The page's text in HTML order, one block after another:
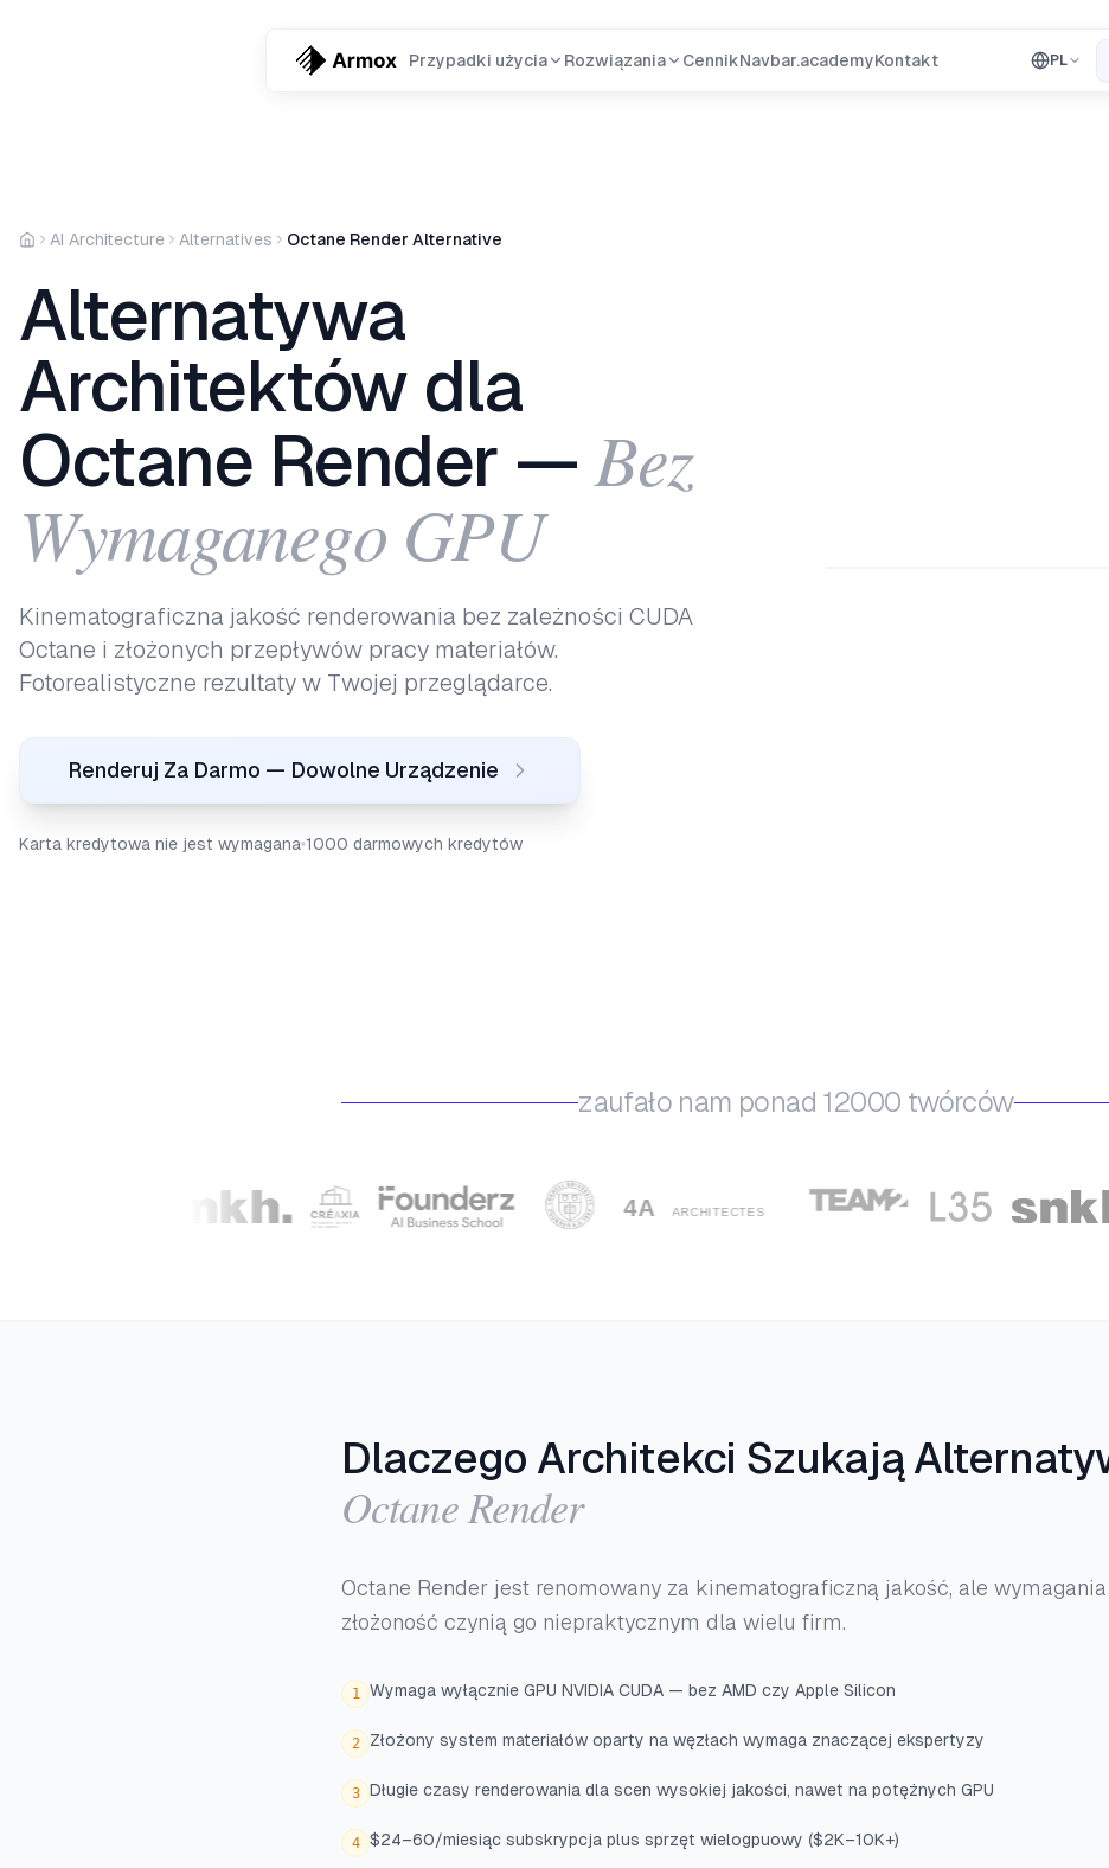
Przypadki użycia Rozwiązania CennikNavbar.academyKontakt PL
AI Architecture Alternatives Octane Render Alternative
Alternatywa
Architektów dla
Octane Render — Bez
Wymaganego GPU
Kinematograficzna jakość renderowania bez zależności CUDA
Octane i złożonych przepływów pracy materiałów.
Fotorealistyczne rezultaty w Twojej przeglądarce.
Renderuj Za Darmo — Dowolne Urządzenie
Karta kredytowa nie jest wymagana 1000 darmowych kredytów
zaufało nam ponad 12000 twórców
Dlaczego Architekci Szukają
Octane Render
Octane Render jest renomowany za kinematograficzną jakość, ale
złożoność czynią go niepraktycznym dla wielu firm.
1 Wymaga wyłącznie GPU NVIDIA CUDA — bez AMD czy Apple Silicon
2 Złożony system materiałów oparty na węzłach wymaga znaczącej ekspertyzy
3 Długie czasy renderowania dla scen wysokiej jakości, nawet na potężnych GPU
4 $24–60/miesiąc subskrypcja plus sprzęt wielogpuowy ($2K–10K+)